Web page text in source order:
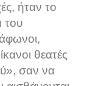
ήταν το
του
θεατές
σαν να